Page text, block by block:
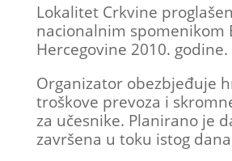
Lokalitet Crkvine
nacionalnim spomenikom
Hercegovine 2010. godine.
Organizator obezbjeđuje
troškove prevoza i
za učesnike. Planirano je
završena u toku istog